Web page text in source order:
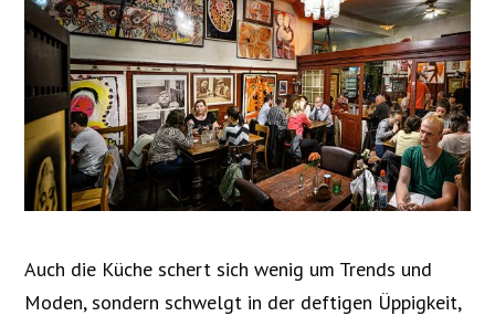
Auch die Küche schert sich wenig um Trends und
Moden, sondern schwelgt in der deftigen Üppigkeit,